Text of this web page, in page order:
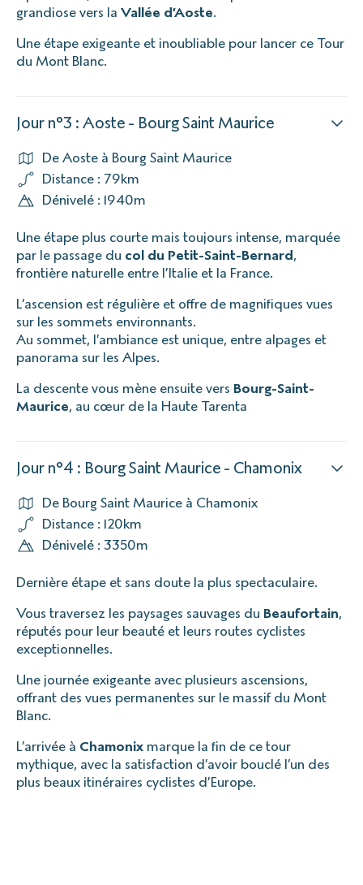
grandiose vers la Vallée d’Aoste.
Une étape exigeante et inoubliable pour lancer ce Tour
du Mont Blanc.
Jour n°3 : Aoste - Bourg Saint Maurice
De Aoste à Bourg Saint Maurice
Distance : 79km
Dénivelé : 1940m
Une étape plus courte mais toujours intense, marquée
par le passage du col du Petit-Saint-Bernard,
frontière naturelle entre l’Italie et la France.
L’ascension est régulière et offre de magnifiques vues
sur les sommets environnants.
Au sommet, l’ambiance est unique, entre alpages et
panorama sur les Alpes.
La descente vous mène ensuite vers Bourg-Saint-
Maurice, au cœur de la Haute Tarenta
Jour n°4 : Bourg Saint Maurice - Chamonix
De Bourg Saint Maurice à Chamonix
Distance : 120km
Dénivelé : 3350m
Dernière étape et sans doute la plus spectaculaire.
Vous traversez les paysages sauvages du Beaufortain,
réputés pour leur beauté et leurs routes cyclistes
exceptionnelles.
Une journée exigeante avec plusieurs ascensions,
offrant des vues permanentes sur le massif du Mont
Blanc.
L’arrivée à Chamonix marque la fin de ce tour
mythique, avec la satisfaction d’avoir bouclé l’un des
plus beaux itinéraires cyclistes d’Europe.